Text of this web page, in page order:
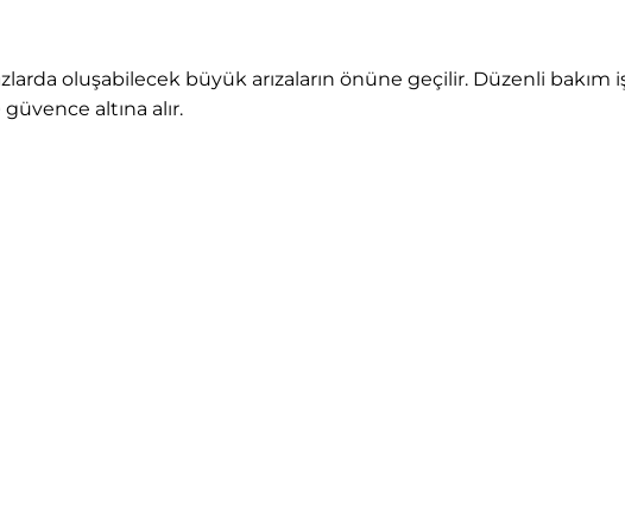
oluşabilecek büyük arızaların önüne geçilir. Düzenli bakım
altına alır.